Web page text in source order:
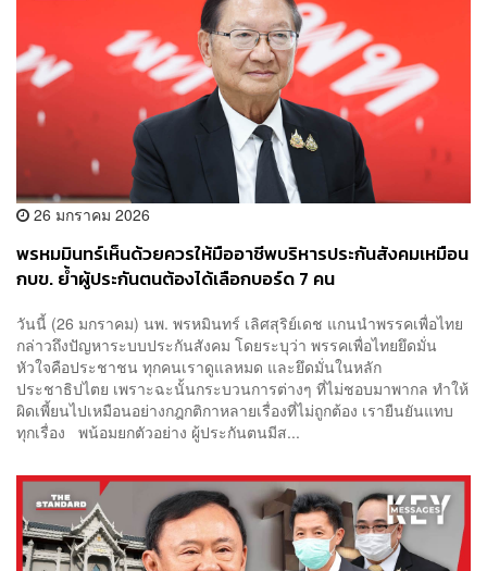
26 มกราคม 2026
พรหมมินทร์เห็นด้วยควรให้มืออาชีพบริหารประกันสังคมเหมือน
กบข. ย้ำผู้ประกันตนต้องได้เลือกบอร์ด 7 คน
วันนี้ (26 มกราคม) นพ. พรหมินทร์ เลิศสุริย์เดช แกนนำพรรคเพื่อไทย
กล่าวถึงปัญหาระบบประกันสังคม โดยระบุว่า พรรคเพื่อไทยยึดมั่น
หัวใจคือประชาชน ทุกคนเราดูแลหมด และยึดมั่นในหลัก
ประชาธิปไตย เพราะฉะนั้นกระบวนการต่างๆ ที่ไม่ชอบมาพากล ทำให้
ผิดเพี้ยนไปเหมือนอย่างกฎกติกาหลายเรื่องที่ไม่ถูกต้อง เรายืนยันแทบ
ทุกเรื่อง พน้อมยกตัวอย่าง​ ผู้ประกันตนมีส...